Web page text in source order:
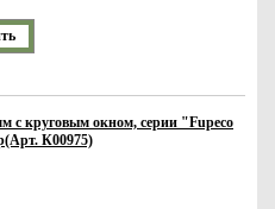
с круговым окном, серии "Fupeco
К00975)